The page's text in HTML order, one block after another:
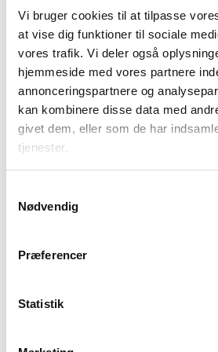
Vi bruger cookies til at tilpasse
at vise dig funktioner til sociale
vores trafik. Vi deler også
hjemmeside med vores partnere
annonceringspartnere og
kan kombinere disse data med
givet dem, eller som de har
tjenester.
Nødvendig
Præferencer
Statistik
organisationer, hvor unge er
ELLER er ung med interesse
ungdomsudveksling indenfor
Er ny i Erasmus+ og
Praktisk
Kurset foregår på engelsk, og det
forudsætning, at man taler
deltage.
For at komme i betragtning skal
ansøgningsskema via
Rejseomkostninger dækkes af
Ansøgning